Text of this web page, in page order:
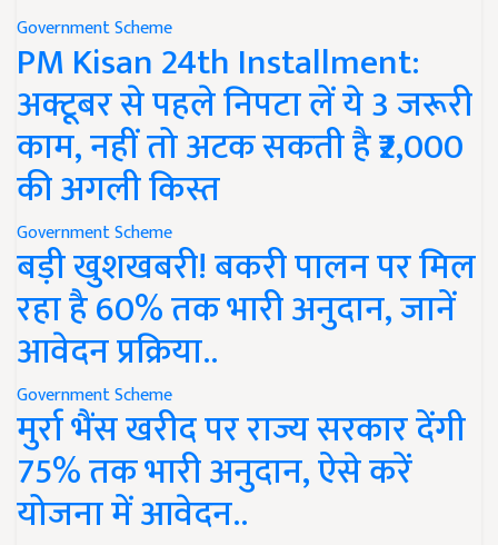
Government Scheme
PM Kisan 24th Installment:
अक्टूबर से पहले निपटा लें ये 3 जरूरी
काम, नहीं तो अटक सकती है ₹2,000
की अगली किस्त
Government Scheme
बड़ी खुशखबरी! बकरी पालन पर मिल
रहा है 60% तक भारी अनुदान, जानें
आवेदन प्रक्रिया..
Government Scheme
मुर्रा भैंस खरीद पर राज्य सरकार देंगी
75% तक भारी अनुदान, ऐसे करें
योजना में आवेदन..